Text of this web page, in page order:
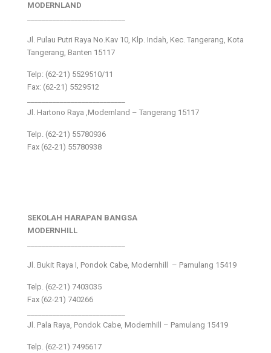
MODERNLAND
Jl. Pulau Putri Raya No.Kav 10, Klp. Indah, Kec. Tangerang, Kota
Tangerang, Banten 15117
Telp: (62-21) 5529510/11
Fax: (62-21) 5529512
Jl. Hartono Raya ,Modernland – Tangerang 15117
Telp. (62-21) 55780936
Fax (62-21) 55780938
SEKOLAH HARAPAN BANGSA
MODERNHILL
Jl. Bukit Raya I, Pondok Cabe, Modernhill – Pamulang 15419
Telp. (62-21) 7403035
Fax (62-21) 740266
Jl. Pala Raya, Pondok Cabe, Modernhill – Pamulang 15419
Telp. (62-21) 7495617